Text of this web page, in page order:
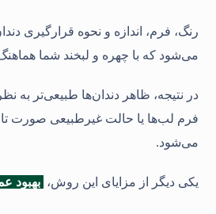
رنگ، فرم، اندازه و نحوه قرارگیری
می‌شود که با چهره و لبخند شما
در نتیجه، ظاهر دندان‌ها طبیعی‌تر به
فرم لب‌ها یا حالت غیرطبیعی صورت
می‌شود.
یکی دیگر از مزایای این روش، بهبود